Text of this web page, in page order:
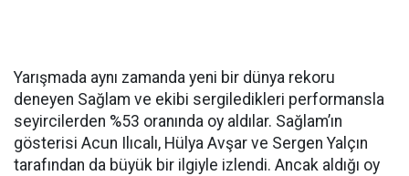
Yarışmada aynı zamanda yeni bir dünya rekoru
deneyen Sağlam ve ekibi sergiledikleri performansla
seyircilerden %53 oranında oy aldılar. Sağlam’ın
gösterisi Acun Ilıcalı, Hülya Avşar ve Sergen Yalçın
tarafından da büyük bir ilgiyle izlendi. Ancak aldığı oy